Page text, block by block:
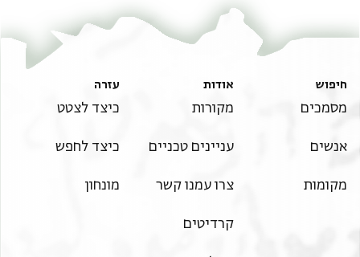
חיפוש
מסמכים
אנשים
מקומות
אודות
מקורות
עניינים טכניים
צרו עמנו קשר
קרדיטים
עזרה
כיצד לצטט
כיצד לחפש
מונחון